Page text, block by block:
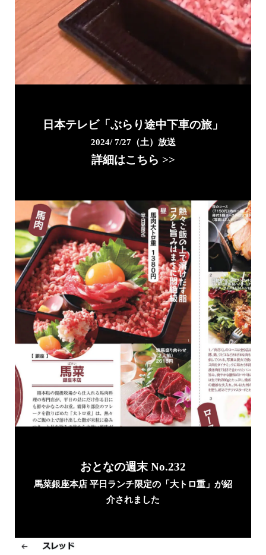
日本テレビ「ぶらり途中下車の旅」
2024/ 7/27（土）放送
詳細はこちら >>
おとなの週末 No.232
馬菜銀座本店 平日ランチ限定の「大トロ重」が紹
介されました